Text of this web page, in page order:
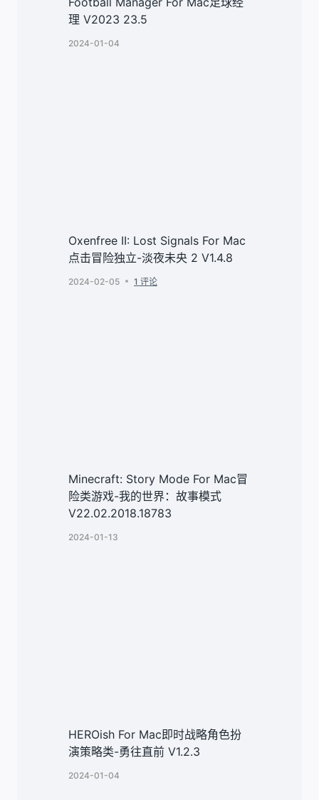
理 V2023 23.5
2024-01-04
Oxenfree II: Lost Signals For Mac
点击冒险独立-淡夜未央 2 V1.4.8
2024-02-05 1 评论
Minecraft: Story Mode For Mac冒
险类游戏-我的世界：故事模式
V22.02.2018.18783
2024-01-13
HEROish For Mac即时战略角色扮
演策略类-勇往直前 V1.2.3
2024-01-04